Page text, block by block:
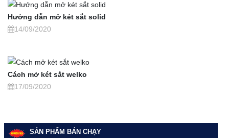
Hướng dẫn mở két sắt solid
14/09/2020
Cách mở két sắt welko
17/09/2020
SẢN PHẨM BÁN CHẠY